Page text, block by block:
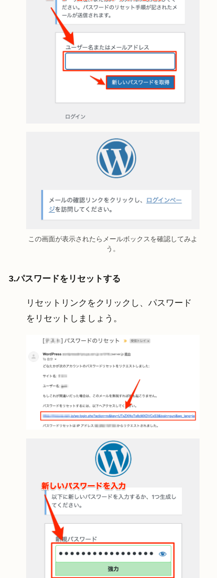
この画面が表示されたらメールボックスを確認してみよ
う。
3.パスワードをリセットする
リセットリンクをクリックし、パスワード
をリセットしましょう。